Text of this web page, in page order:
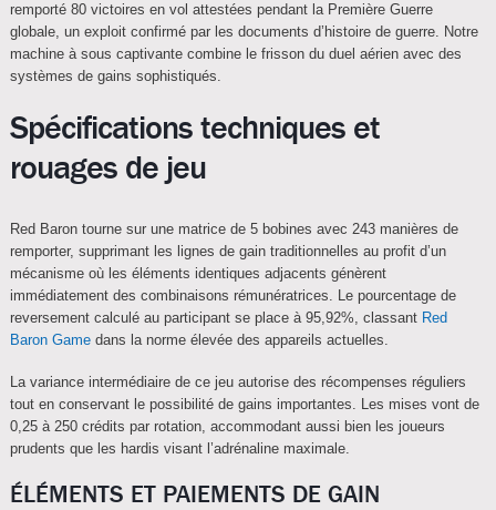
remporté 80 victoires en vol attestées pendant la Première Guerre
globale, un exploit confirmé par les documents d’histoire de guerre. Notre
machine à sous captivante combine le frisson du duel aérien avec des
systèmes de gains sophistiqués.
Spécifications techniques et
rouages de jeu
Red Baron tourne sur une matrice de 5 bobines avec 243 manières de
remporter, supprimant les lignes de gain traditionnelles au profit d’un
mécanisme où les éléments identiques adjacents génèrent
immédiatement des combinaisons rémunératrices. Le pourcentage de
reversement calculé au participant se place à 95,92%, classant Red
Baron Gamedans la norme élevée des appareils actuelles.
La variance intermédiaire de ce jeu autorise des récompenses réguliers
tout en conservant le possibilité de gains importantes. Les mises vont de
0,25 à 250 crédits par rotation, accommodant aussi bien les joueurs
prudents que les hardis visant l’adrénaline maximale.
ÉLÉMENTS ET PAIEMENTS DE GAIN